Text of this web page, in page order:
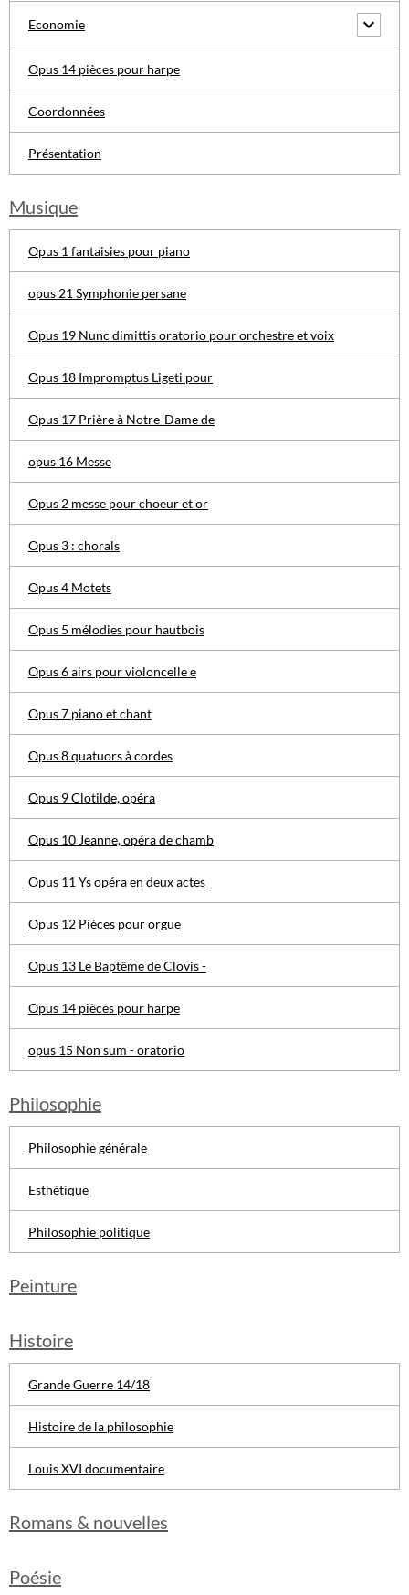
Economie
Opus 14 pièces pour harpe
Coordonnées
Présentation
Musique
Opus 1 fantaisies pour piano
opus 21 Symphonie persane
Opus 19 Nunc dimittis oratorio pour orchestre et voix
Opus 18 Impromptus Ligeti pour
Opus 17 Prière à Notre-Dame de
opus 16 Messe
Opus 2 messe pour choeur et or
Opus 3 : chorals
Opus 4 Motets
Opus 5 mélodies pour hautbois
Opus 6 airs pour violoncelle e
Opus 7 piano et chant
Opus 8 quatuors à cordes
Opus 9 Clotilde, opéra
Opus 10 Jeanne, opéra de chamb
Opus 11 Ys opéra en deux actes
Opus 12 Pièces pour orgue
Opus 13 Le Baptême de Clovis -
Opus 14 pièces pour harpe
opus 15 Non sum - oratorio
Philosophie
Philosophie générale
Esthétique
Philosophie politique
Peinture
Histoire
Grande Guerre 14/18
Histoire de la philosophie
Louis XVI documentaire
Romans & nouvelles
Poésie